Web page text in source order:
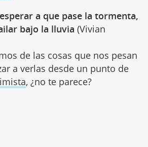
a que pase la tormenta,
bajo la lluvia (Vivian
de las cosas que nos pesan
a verlas desde un punto de
, ¿no te parece?